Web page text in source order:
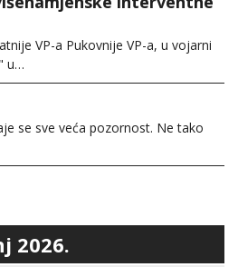
VP-a Pukovnije VP-a, u vojarni
u…
se sve veća pozornost. Ne tako
2026.